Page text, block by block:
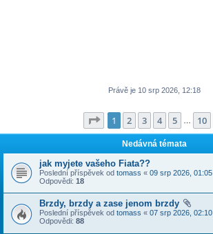
Právě je 10 srp 2026, 12:18
Stránka z 10
1 2 3 4 5 10
Nedávná témata
jak myjete vašeho Fiata??
Poslední příspěvek od tomass « 09 srp 2026, 01:05
Odpovědi: 18
Brzdy, brzdy a zase jenom brzdy
Poslední příspěvek od tomass « 07 srp 2026, 02:10
Odpovědi: 88